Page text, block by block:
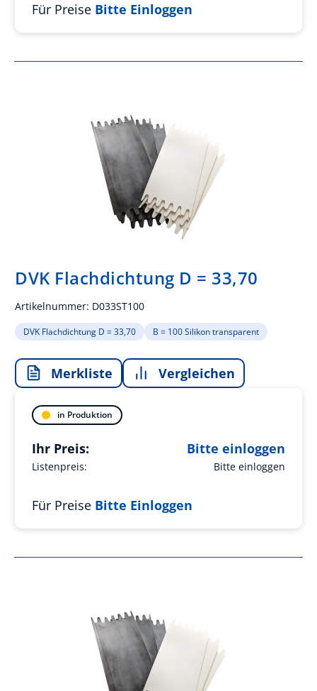
Für Preise Bitte Einloggen
DVK Flachdichtung D = 33,70
Artikelnummer: D033ST100
DVK Flachdichtung D = 33,70 B = 100 Silikon transparent
Merkliste Vergleichen
in Produktion
Listenpreis: Bitte einloggen
Ihr Preis: Bitte einloggen
Für Preise Bitte Einloggen